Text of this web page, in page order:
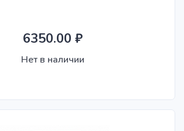
6350.00 ₽
Нет в наличии